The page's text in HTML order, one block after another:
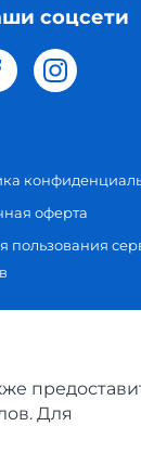
соцсети
оферта
пользования
Для